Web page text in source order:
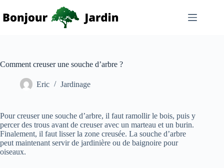
au
contenu
Comment creuser une souche d’arbre ?
Eric Jardinage
Pour creuser une souche d’arbre, il faut ramollir le bois, puis y
percer des trous avant de creuser avec un marteau et un burin.
Finalement, il faut lisser la zone creusée. La souche d’arbre
peut maintenant servir de jardinière ou de baignoire pour
oiseaux.